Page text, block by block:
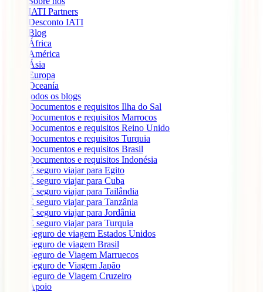
IATI Partners
Desconto IATI
Blog
África
América
Ásia
Europa
Oceanía
todos os blogs
Documentos e requisitos Ilha do Sal
Documentos e requisitos Marrocos
Documentos e requisitos Reino Unido
Documentos e requisitos Turquia
Documentos e requisitos Brasil
Documentos e requisitos Indonésia
É seguro viajar para Egito
É seguro viajar para Cuba
É seguro viajar para Tailândia
É seguro viajar para Tanzânia
É seguro viajar para Jordânia
É seguro viajar para Turquia
Seguro de viagem Estados Unidos
Seguro de viagem Brasil
Seguro de Viagem Marruecos
Seguro de Viagem Japão
Seguro de Viagem Cruzeiro
Apoio